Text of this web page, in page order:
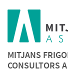
MITJANS
CONSULTORS